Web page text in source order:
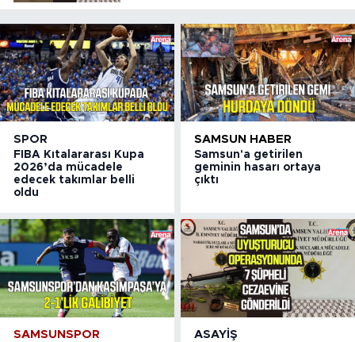
cezaevine gönderildi
SPOR
FIBA Kıtalararası Kupa
2026’da mücadele
edecek takımlar belli
oldu
SAMSUN HABER
Samsun'a getirilen
geminin hasarı ortaya
çıktı
SAMSUNSPOR ASAYIŞ